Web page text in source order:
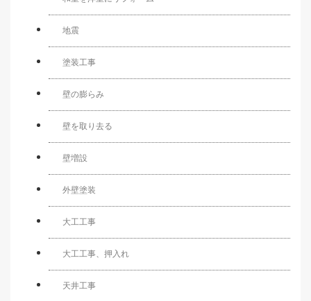
地震
塗装工事
壁の膨らみ
壁を取り去る
壁増設
外壁塗装
大工工事
大工工事、押入れ
天井工事